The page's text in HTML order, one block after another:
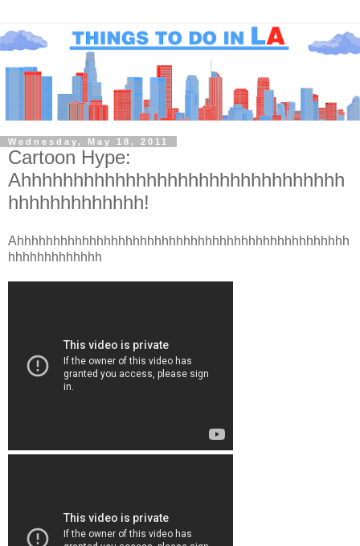
Wednesday, May 18, 2011
Cartoon Hype:
Ahhhhhhhhhhhhhhhhhhhhhhhhhhhhhhh
hhhhhhhhhhhhh!
Ahhhhhhhhhhhhhhhhhhhhhhhhhhhhhhhhhhhhhhhhhhhhhh
hhhhhhhhhhhhh